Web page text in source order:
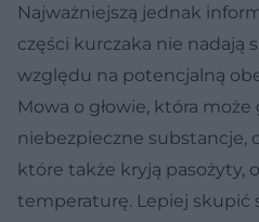
Najważniejszą jednak
części kurczaka nie nadają
względu na potencjalną
Mowa o głowie, która
niebezpieczne substancje,
które także kryją pasożyty,
temperaturę. Lepiej skupić